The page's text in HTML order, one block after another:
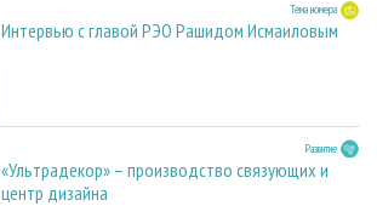
Тема номера
Интервью с главой РЭО Рашидом Исмаиловым
Развитие
«Ультрадекор» – производство связующих и
центр дизайна